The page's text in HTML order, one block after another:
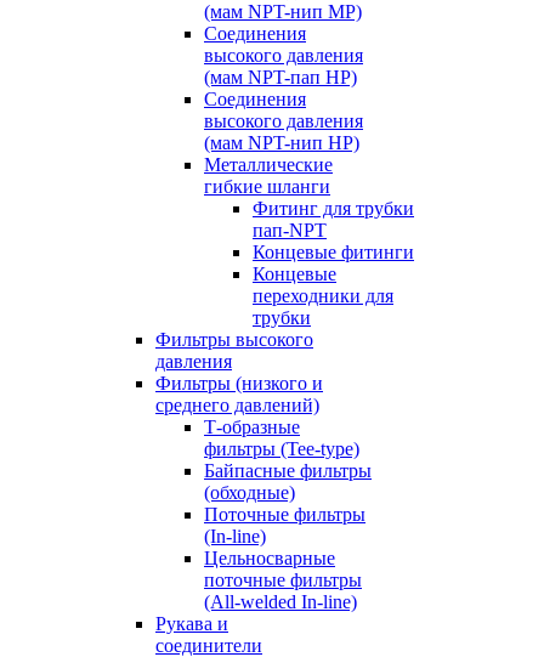
(мам NPT-нип MP)
Соединения
высокого давления
(мам NPT-пап HP)
Соединения
высокого давления
(мам NPT-нип HP)
Металлические
гибкие шланги
Фитинг для трубки
пап-NPT
Концевые фитинги
Концевые
переходники для
трубки
Фильтры высокого
давления
Фильтры (низкого и
среднего давлений)
Т-образные
фильтры (Tee-type)
Байпасные фильтры
(обходные)
Поточные фильтры
(In-line)
Цельносварные
поточные фильтры
(All-welded In-line)
Рукава и
соединители